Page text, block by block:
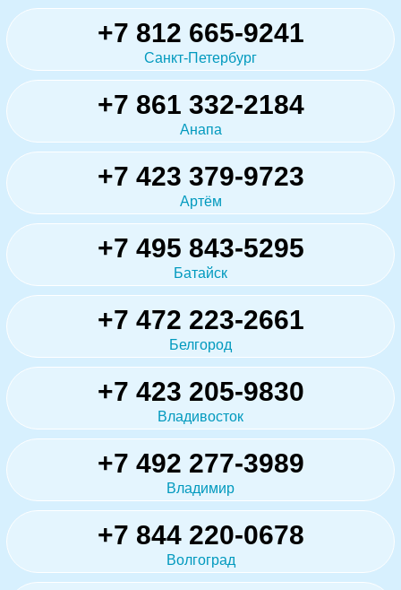
+7 812 665-9241
Санкт-Петербург
+7 861 332-2184
Анапа
+7 423 379-9723
Артём
+7 495 843-5295
Батайск
+7 472 223-2661
Белгород
+7 423 205-9830
Владивосток
+7 492 277-3989
Владимир
+7 844 220-0678
Волгоград